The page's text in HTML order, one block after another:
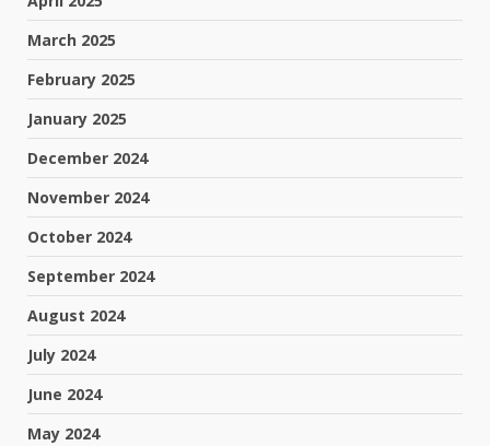
March 2025
February 2025
January 2025
December 2024
November 2024
October 2024
September 2024
August 2024
July 2024
June 2024
May 2024